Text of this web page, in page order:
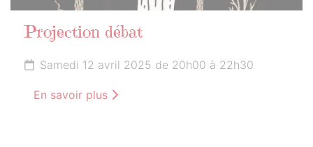
Projection débat
Samedi 12 avril 2025 de 20h00 à 22h30
En savoir plus